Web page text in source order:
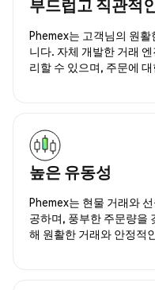
부드럽고 직관적
Phemex는 고객님의 원
니다. 자체 개발한 거래
리할 수 있으며, 주문에
높은 유동성
Phemex는 현물 거래와
공하며, 풍부한 주문량을
해 원활한 거래와 안정적